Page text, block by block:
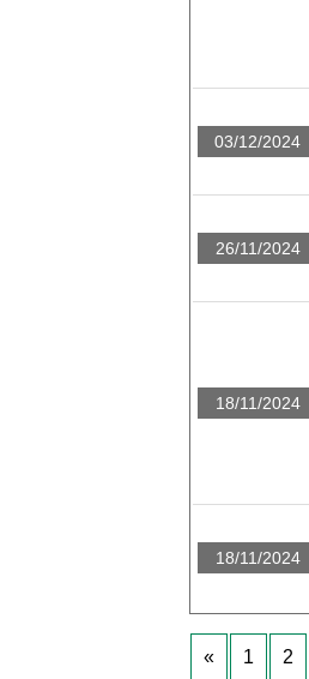
03/12/2024
26/11/2024
18/11/2024
18/11/2024
« 1 2